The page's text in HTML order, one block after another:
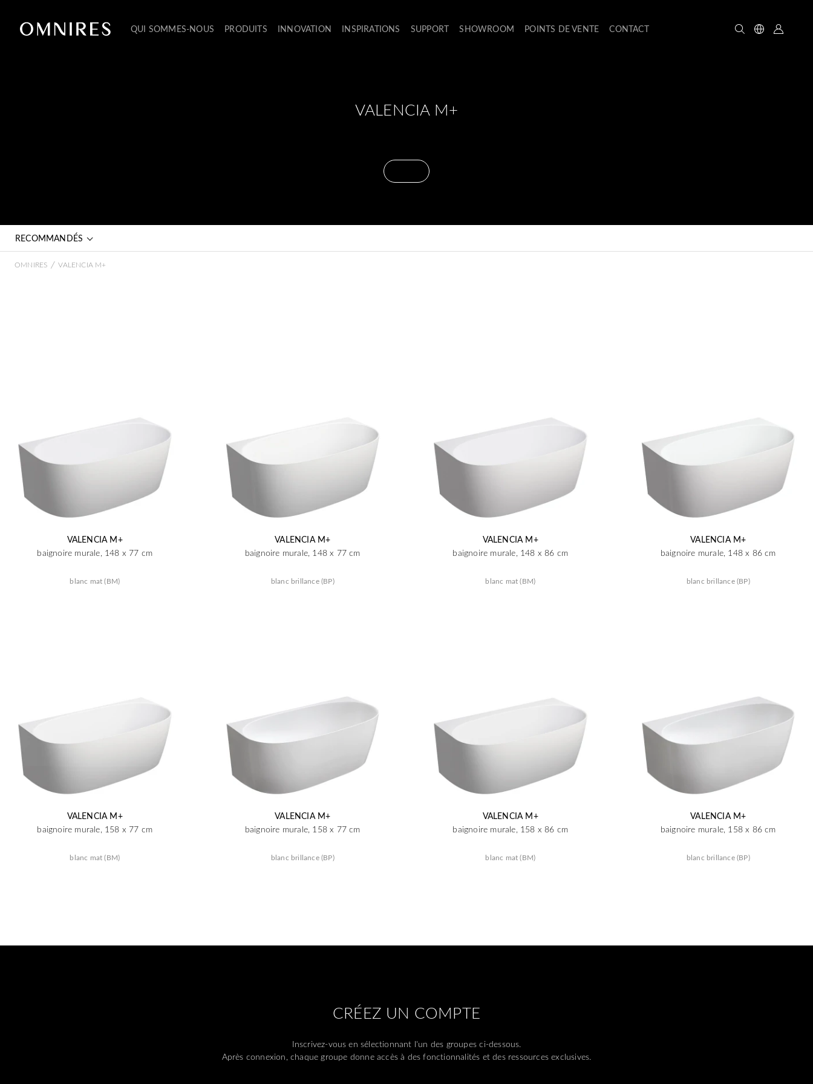
QUI SOMMES-NOUS PRODUITS INNOVATION INSPIRATIONS SUPPORT SHOWROOM POINTS DE VENTE CONTACT
VALENCIA M+
RECOMMANDÉS
OMNIRES / VALENCIA M+
VALENCIA M+
baignoire murale, 148 x 77 cm
blanc mat (BM)
VALENCIA M+
baignoire murale, 148 x 77 cm
blanc brillance (BP)
VALENCIA M+
baignoire murale, 148 x 86 cm
blanc mat (BM)
VALENCIA M+
baignoire murale, 148 x 86 cm
blanc brillance (BP)
VALENCIA M+
baignoire murale, 158 x 77 cm
blanc mat (BM)
VALENCIA M+
baignoire murale, 158 x 77 cm
blanc brillance (BP)
VALENCIA M+
baignoire murale, 158 x 86 cm
blanc mat (BM)
VALENCIA M+
baignoire murale, 158 x 86 cm
blanc brillance (BP)
CRÉEZ UN COMPTE
Inscrivez-vous en sélectionnant l'un des groupes ci-dessous.
Après connexion, chaque groupe donne accès à des fonctionnalités et des ressources exclusives.